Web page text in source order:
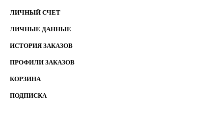
ЛИЧНЫЙ СЧЕТ
ЛИЧНЫЕ ДАННЫЕ
ИСТОРИЯ ЗАКАЗОВ
ПРОФИЛИ ЗАКАЗОВ
КОРЗИНА
ПОДПИСКА